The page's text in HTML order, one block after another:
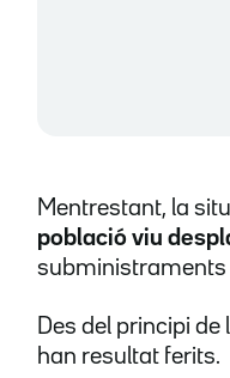
Mentrestant, la
població viu
subministraments
Des del principi
han resultat ferits.